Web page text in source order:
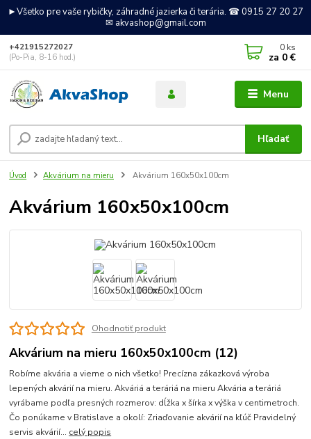
►Všetko pre vaše rybičky, záhradné jazierka či terária. ☎ 0915 27 20 27
✉ akvashop@gmail.com
Menu
Hľadať
+421915272027
(Po-Pia, 8-16 hod.)
0 ks
za 0 €
Úvod Akvárium na mieru Akvárium 160x50x100cm
Akvárium 160x50x100cm
Ohodnotiť produkt
Akvárium na mieru 160x50x100cm (12)
Robíme akvária a vieme o nich všetko! Precízna zákazková výroba
lepených akvárií na mieru. Akváriá a teráriá na mieru Akvária a teráriá
vyrábame podľa presných rozmerov: dĺžka x šírka x výška v centimetroch.
Čo ponúkame v Bratislave a okolí: Zriaďovanie akvárií na kľúč Pravidelný
servis akvárií... celý popis